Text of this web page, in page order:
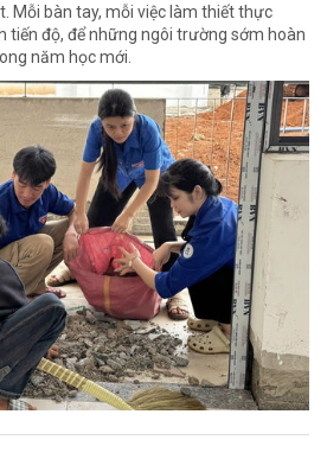
Mỗi bàn tay, mỗi việc làm thiết thực
tiến độ, để những ngôi trường sớm hoàn
năm học mới.